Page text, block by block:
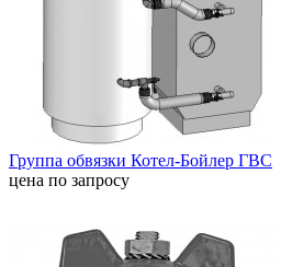
Группа обвязки Котел-Бойлер ГВС
цена по запросу